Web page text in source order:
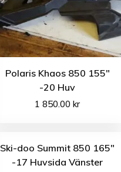
Polaris Khaos 850 155″
-20 Huv
1 850.00kr
Ski-doo Summit 850 165″
-17 Huvsida Vänster